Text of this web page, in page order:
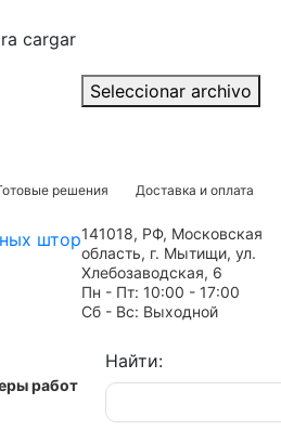
cargar
Seleccionar archivo
решения Доставка и оплата
141018, РФ, Московская
область, г. Мытищи, ул.
Хлебозаводская, 6
Пн - Пт: 10:00 - 17:00
Сб - Вс: Выходной
работ
Найти: